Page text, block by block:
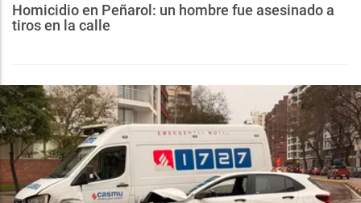
Homicidio en Peñarol: un hombre fue asesinado a
tiros en la calle